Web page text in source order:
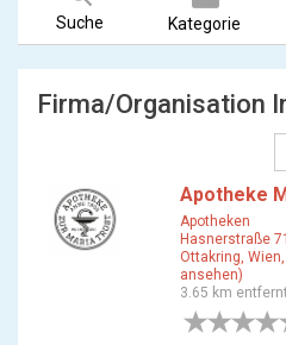
Suche Kategorie
Firma/Organisation
Apotheke
Apotheken
Hasnerstraße
Ottakring,
ansehen)
3.65 km entfernt